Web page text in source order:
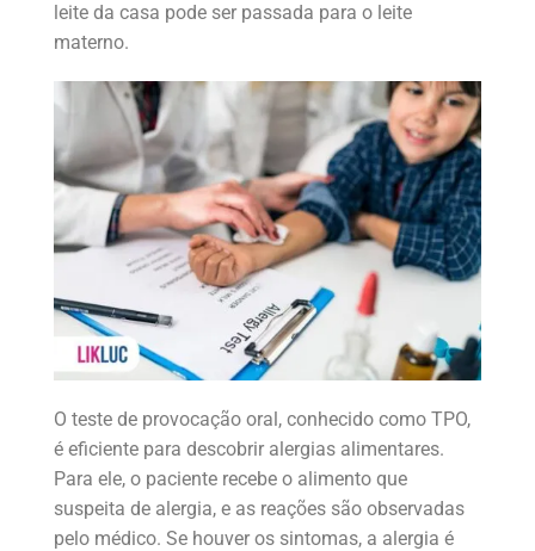
leite da casa pode ser passada para o leite
materno.
O teste de provocação oral, conhecido como TPO,
é eficiente para descobrir alergias alimentares.
Para ele, o paciente recebe o alimento que
suspeita de alergia, e as reações são observadas
pelo médico. Se houver os sintomas, a alergia é